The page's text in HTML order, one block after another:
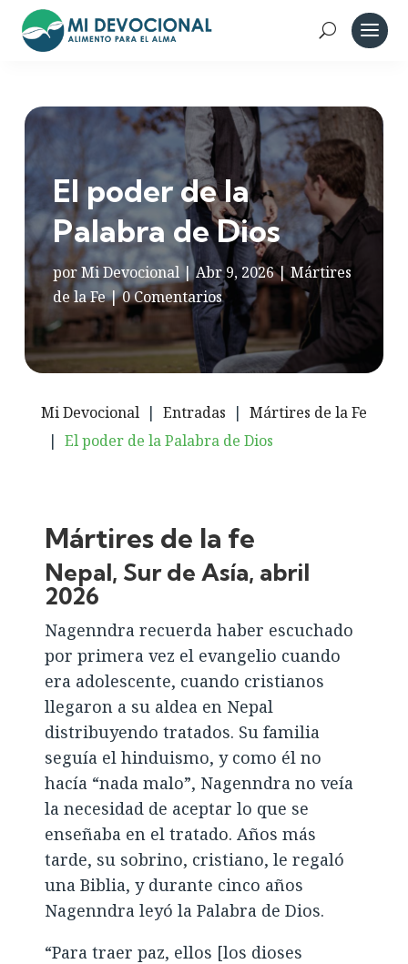
El poder de la
Palabra de Dios
porMi Devocional |Abr 9, 2026|Mártires
de la Fe|0 Comentarios
Mi Devocional | Entradas | Mártires de la Fe
| El poder de la Palabra de Dios
Mártires de la fe
Nepal, Sur de Asía, abril
2026
Nagenndra recuerda haber escuchado
por primera vez el evangelio cuando
era adolescente, cuando cristianos
llegaron a su aldea en Nepal
distribuyendo tratados. Su familia
seguía el hinduismo, y como él no
hacía “nada malo”, Nagenndra no veía
la necesidad de aceptar lo que se
enseñaba en el tratado. Años más
tarde, su sobrino, cristiano, le regaló
una Biblia, y durante cinco años
Nagenndra leyó la Palabra de Dios.
“Para traer paz, ellos [los dioses